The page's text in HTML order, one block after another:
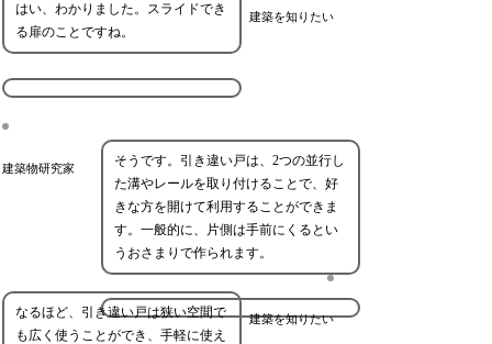
建築を知りたい
はい、わかりました。スライドでき
る扉のことですね。
建築物研究家
そうです。引き違い戸は、2つの並行し
た溝やレールを取り付けることで、好
きな方を開けて利用することができま
す。一般的に、片側は手前にくるとい
うおさまりで作られます。
建築を知りたい
なるほど、引き違い戸は狭い空間で
も広く使うことができ、手軽に使え